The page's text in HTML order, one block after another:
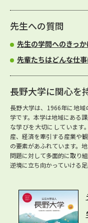
先生への質問
先生の学問へのきっか
先輩たちはどんな仕
長野大学に関心を
長野大学は、1966年に地
学です。本学は地域にある
な学びを大切にしています
産、経済を牽引する産業や
の要素があふれています。
問題に対して多面的に取り
逆境に立ち向かっていける